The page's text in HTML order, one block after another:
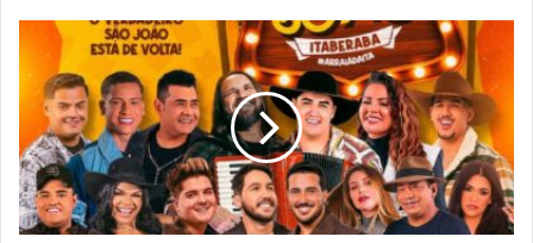
Itaberaba:
Prefeitura
anuncia
as
principais
atrações
para
o
São